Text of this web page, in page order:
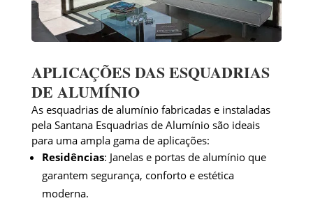
APLICAÇÕES DAS ESQUADRIAS
DE ALUMÍNIO
As esquadrias de alumínio fabricadas e instaladas
pela Santana Esquadrias de Alumínio são ideais
para uma ampla gama de aplicações:
Residências: Janelas e portas de alumínio que
garantem segurança, conforto e estética
moderna.